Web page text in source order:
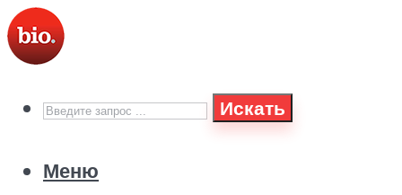
Искать
Меню